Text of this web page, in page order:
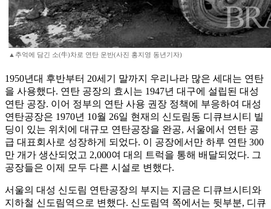
▲추억에 담긴 소(牛)차로 연탄 운반(사진 홍지영 동년기자)
1950년대 후반부터 20세기 말까지 우리나라 많은 세대는 연탄
을 사용했다. 연탄 공장의 효시는 1947년 대구에 설립된 대성
연탄 공장. 이어 정부의 연탄 사용 권장 정책에 부응하여 대성
연탄공장은 1970년 10월 26일 현재의 신도림동 디큐브시티 빌
딩이 있는 위치에 대규모 연탄공장을 완공, 서울에서 연탄 공
급 대표회사로 성장하게 되었다. 이 공장에서만 하루 연탄 300
만 개가 생산되었고 2,000여 대의 트럭을 통해 배달되었다. 그
공장들은 이제 모두 다른 시설로 변했다.
서울의 대성 신도림 연탄공장의 부지는 지금은 디큐브시티와
지하철 신도림역으로 변했다. 신도림역 쪽에서는 뒷부분, 디큐